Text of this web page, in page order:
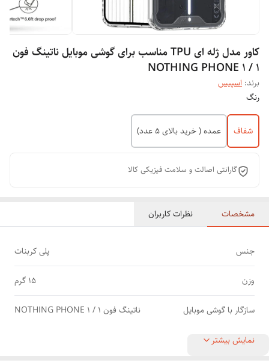
کاور مدل ژله ای TPU مناسب برای گوشی موبایل ناتینگ فون
1 / NOTHING PHONE 1
برند: اسپیس
رنگ
شفاف عمده ( خرید بالای 5 عدد)
گارانتی اصالت و سلامت فیزیکی کالا
مشخصات نظرات کاربران
جنس پلی کربنات
وزن 15 گرم
سازگار با گوشی موبایل ناتینگ فون 1 / NOTHING PHONE 1
نمایش بیشتر